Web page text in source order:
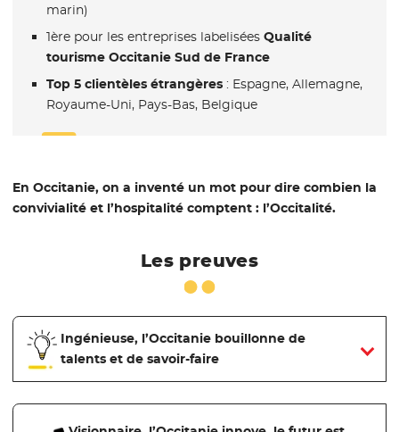
marin)
1ère pour les entreprises labelisées Qualité
tourisme Occitanie Sud de France
Top 5 clientèles étrangères: Espagne, Allemagne,
Royaume-Uni, Pays-Bas, Belgique
En Occitanie, on a inventé un mot pour dire combien la
convivialité et l’hospitalité comptent : l’Occitalité.
Les preuves
Ingénieuse, l’Occitanie bouillonne de
talents et de savoir-faire